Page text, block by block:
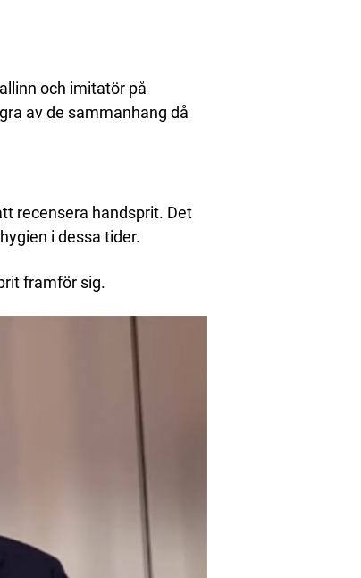
och imitatör på
av de sammanhang då
recensera handsprit. Det
i dessa tider.
framför sig.